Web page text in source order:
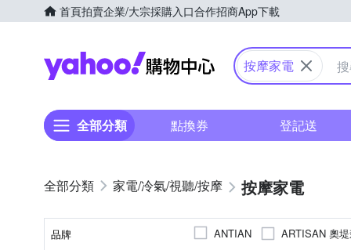
首頁拍賣企業/大宗採購入口合作招商App下載
Yahoo購物中心
按摩家電
全部分類 點換券 登記送
家電/冷氣/視聽/按摩 按摩家電
品牌 ANTIAN
ARTISAN 奧